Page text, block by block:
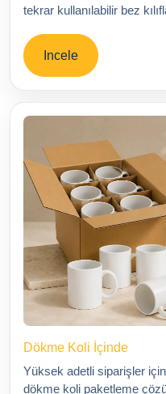
tekrar kullanılabilir bez
Incele
Dökme Koli İçinde
Yüksek adetli siparişler
dökme koli paketleme